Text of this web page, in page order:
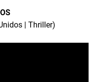
| Thriller)